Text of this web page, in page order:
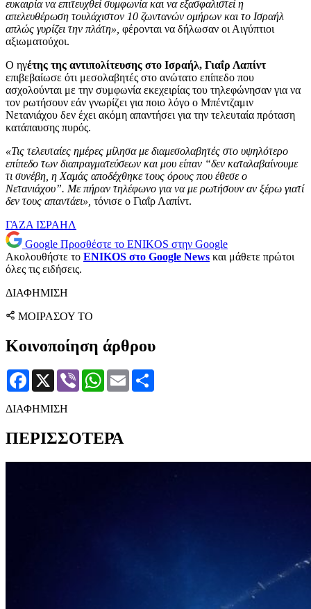
ευκαιρία να επιτευχθεί συμφωνία και να εξασφαλιστεί η
απελευθέρωση τουλάχιστον 10 ζωντανών ομήρων και το Ισραήλ
απλώς γυρίζει την πλάτη», φέρονται να δήλωσαν οι Αιγύπτιοι
αξιωματούχοι.
Ο ηγέτης της αντιπολίτευσης στο Ισραήλ, Γιαΐρ Λαπίντ
επιβεβαίωσε ότι μεσολαβητές στο ανώτατο επίπεδο που
ασχολούνται με την συμφωνία εκεχειρίας του τηλεφώνησαν για να
τον ρωτήσουν εάν γνωρίζει για ποιο λόγο ο Μπέντζαμιν
Νετανιάχου δεν έχει ακόμη απαντήσει για την τελευταία πρόταση
κατάπαυσης πυρός.
«Τις τελευταίες ημέρες μίλησα με διαμεσολαβητές στο υψηλότερο
επίπεδο των διαπραγματεύσεων και μου είπαν “δεν καταλαβαίνουμε
τι συνέβη, η Χαμάς αποδέχθηκε τους όρους που έθεσε ο
Νετανιάχου”. Με πήραν τηλέφωνο για να με ρωτήσουν αν ξέρω γιατί
δεν τους απαντάει», τόνισε ο Γιαΐρ Λαπίντ.
ΓΑΖΑ ΙΣΡΑΗΛ
Google Προσθέστε το ENIKOS στην Google
Ακολουθήστε το ENIKOS στο Google News και μάθετε πρώτοι
όλες τις ειδήσεις.
ΔΙΑΦΗΜΙΣΗ
ΜΟΙΡΑΣΟΥ ΤΟ
Κοινοποίηση άρθρου
Facebook
X Viber WhatsApp
Email
ΔΙΑΦΗΜΙΣΗ
ΠΕΡΙΣΣΟΤΕΡΑ